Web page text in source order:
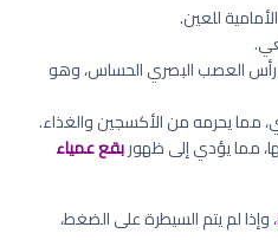
للعين.
العصب البصري الحساس، وهو
مما يحرمه من الأكسجين والغذاء.
مما يؤدي إلى ظهوربقع عمياء
، وإذا لم يتم السيطرة على الضغط،